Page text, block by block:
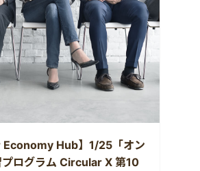
Economy Hub】1/25「オン
プログラム Circular X 第10